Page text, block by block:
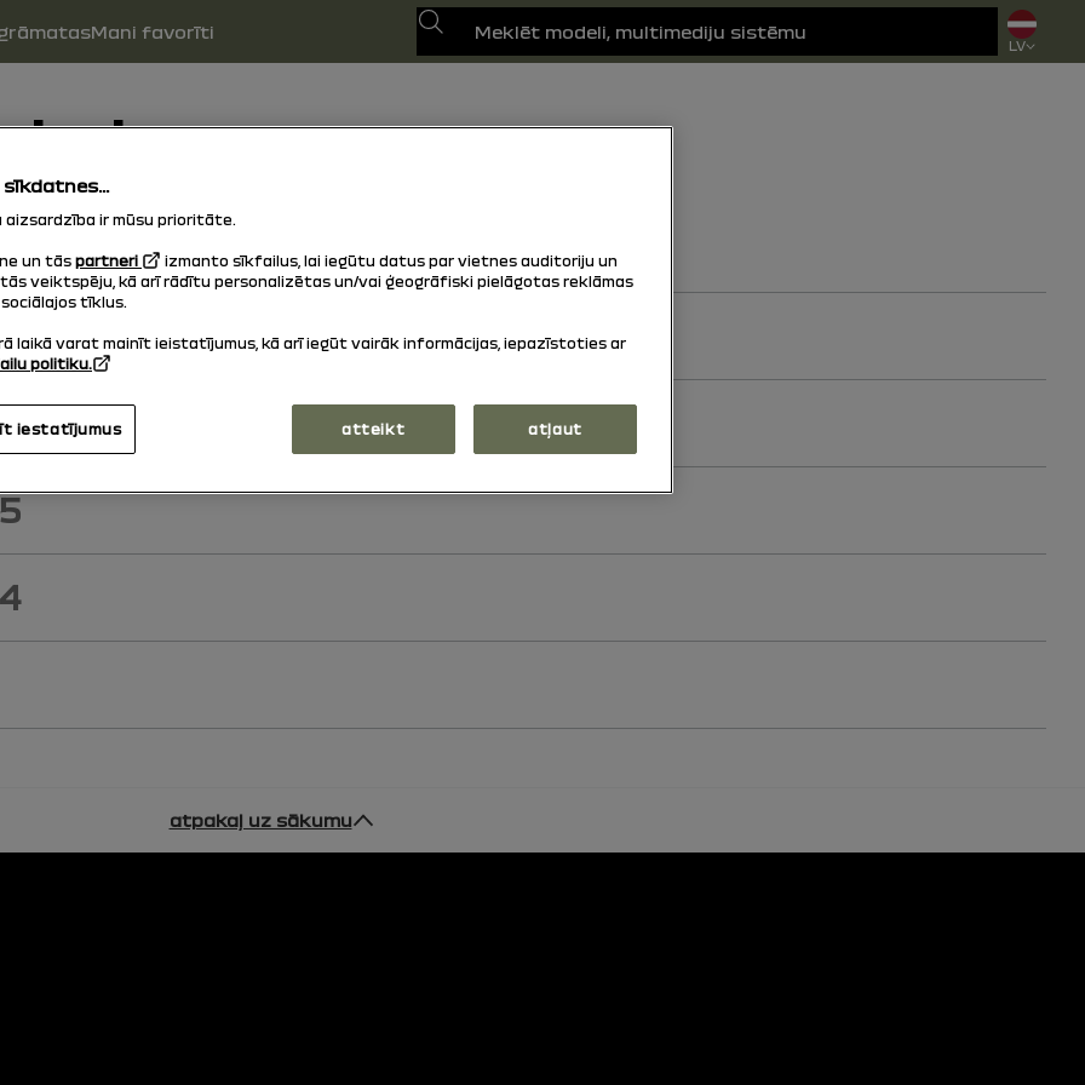
Mani favorīti
Meklēt
LV
reģistrācijas datumam.
atpakaļ uz sākumu
ir mūsu prioritāte.
un tās partneri
izmanto sīkfailus, lai iegūtu datus par vietnes auditoriju un
veiktspēju, kā arī rādītu personalizētas un/vai ģeogrāfiski pielāgotas reklāmas
tīklus.
laikā varat mainīt ieistatījumus, kā arī iegūt vairāk informācijas, iepazīstoties ar
politiku.
atteikt atļaut
iestatījumus